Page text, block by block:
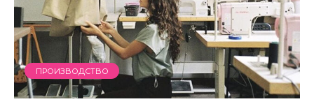
ПРОИЗВОДСТВО